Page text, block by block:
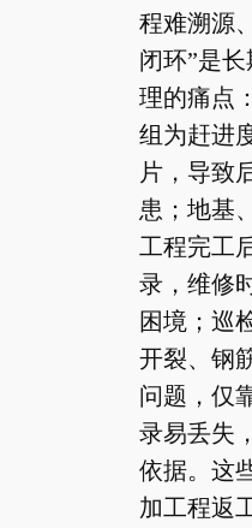
程难溯源
闭环”是
理的痛点
组为赶进
片，导致
患；地基
工程完工
录，维修
困境；巡
开裂、钢
问题，仅
录易丢失
依据。这
加工程返